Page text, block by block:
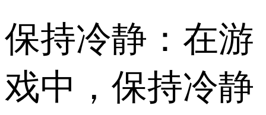
保持冷静：在游
戏中，保持冷静